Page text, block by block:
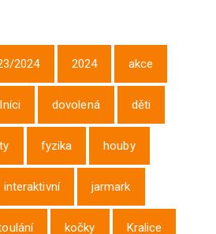
2024 2024 akce
dovolená děti
fyzika houby
interaktivní jarmark
kočky Kralice